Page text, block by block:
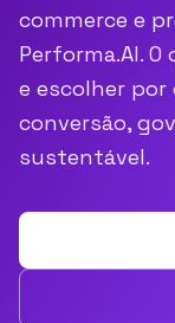
commerce e
Performa.AI.
e escolher por
conversão,
sustentável.